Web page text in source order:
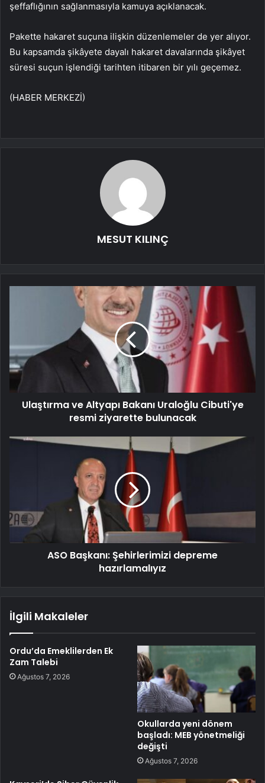
şeffaflığının sağlanmasıyla kamuya açıklanacak.
Pakette hakaret suçuna ilişkin düzenlemeler de yer alıyor.
Bu kapsamda şikâyete dayalı hakaret davalarında şikâyet
süresi suçun işlendiği tarihten itibaren bir yılı geçemez.
(HABER MERKEZİ)
MESUT KILINÇ
Ulaştırma ve Altyapı Bakanı Uraloğlu Cibuti'ye
resmi ziyarette bulunacak
ASO Başkanı: Şehirlerimizi depreme
hazırlamalıyız
İlgili Makaleler
Ordu’da Emeklilerden Ek
Zam Talebi
Ağustos 7, 2026
Okullarda yeni dönem
başladı: MEB yönetmeliği
değişti
Ağustos 7, 2026